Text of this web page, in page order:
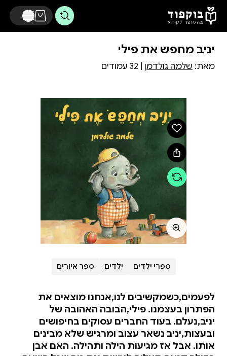
דלג לתוכן הראשי
יניב מחפש את פילי
מאת: שלמה גולדמן
ספרי ילדים ילדים ספר איורים
לפעמים,כשמקשיבים לנו,אנחנו מוצאים את
הפתרון בעצמנו. פילי,הבובה האהובה של
יניב,נעלם. בעוד החברים עסוקים בחיפושים
ובעצות,יניב נשאר עצוב ומרגיש שלא מבינים
אותו. אבל אז מגיעות הילה ותהילה. האם אבן